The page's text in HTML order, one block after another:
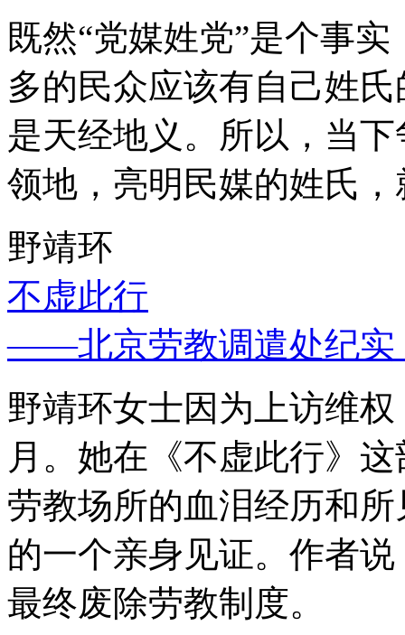
既然“党媒姓党”是个事
多的民众应该有自己姓
是天经地义。所以，当
领地，亮明民媒的姓氏
野靖环
不虚此行
——北京劳教调遣处纪实
野靖环女士因为上访维
月。她在《不虚此行》
劳教场所的血泪经历和
的一个亲身见证。作者
最终废除劳教制度。